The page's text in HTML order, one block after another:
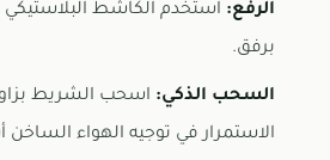
الرفع: استخدم الكاشط البلاستيكي
برفق.
السحب الذكي: اسحب الشريط
الاستمرار في توجيه الهواء